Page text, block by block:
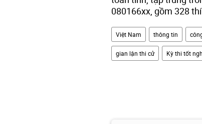
080166xx, gồm 328 thí
Việt Nam thông tin
gian lận thi cử Kỳ thi tốt